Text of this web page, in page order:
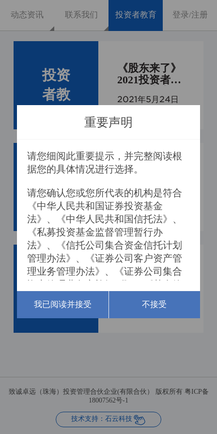
动态资讯 联系我们 投资者教育 登录/注册
投资
者教
《股东来了》
2021投资者权
欢迎大家扫描
二维码（详见
海报）参与注
2021年5月24日
投资
者教
防范非法证券
2020年6月23日
投资
者教
投资者教育之
小白兔“奇妙
森林历险记”
2018年9月14日
致诚卓远（珠海）投资管理合伙企业(有限合伙） 版权所有 粤ICP备
18007562号-1
技术支持：石云科技
重要声明
请您细阅此重要提示，并完整阅读根
据您的具体情况进行选择。
请您确认您或您所代表的机构是符合
《中华人民共和国证券投资基金
法》、《中华人民共和国信托法》、
《私募投资基金监督管理暂行办
法》、《信托公司集合资金信托计划
管理办法》、《证券公司客户资产管
理业务管理办法》、《证券公司集合
法》及其他相关法律法规所认定的合
1、具备相应风险识别能力和风险承担
能力，投资于单只私募基金的金额不
低于100万元且符合下列相关标准的单
位和个人：
我已阅读并接受 不接受